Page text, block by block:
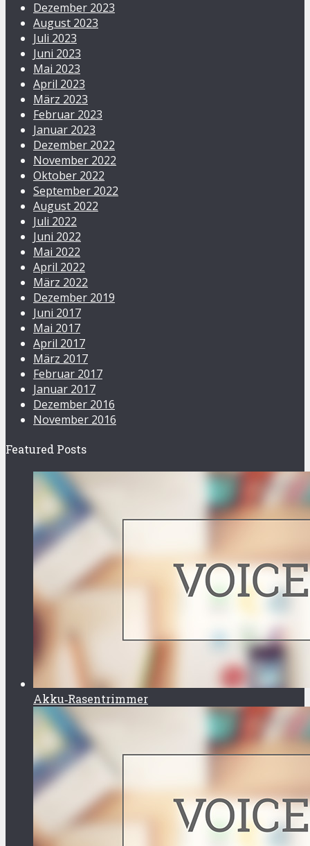
Dezember 2023
August 2023
Juli 2023
Juni 2023
Mai 2023
April 2023
März 2023
Februar 2023
Januar 2023
Dezember 2022
November 2022
Oktober 2022
September 2022
August 2022
Juli 2022
Juni 2022
Mai 2022
April 2022
März 2022
Dezember 2019
Juni 2017
Mai 2017
April 2017
März 2017
Februar 2017
Januar 2017
Dezember 2016
November 2016
Featured Posts
Akku‑Rasentrimmer